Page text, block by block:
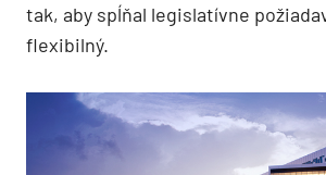
tak, aby spĺňal legislatívne
flexibilný.